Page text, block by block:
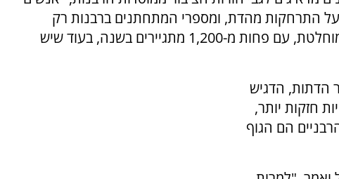
על התרחקות מהדת, ומספרי המתחתנים ברבנות רק
יורדים". לדבריו, נושא הגיור נמצא בקריסה מוחלטת, עם פחות מ-1,200 מתגיירים בשנה, בעוד שיש
הדתות, הדגיש
חזקות יותר,
הם הגוף